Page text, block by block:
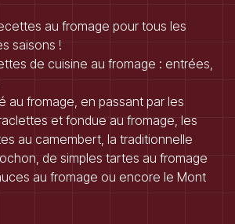
au fromage pour tous les
saisons !
de cuisine au fromage : entrées,
au fromage, en passant par les
et fondue au fromage, les
au camembert, la traditionnelle
de simples tartes au fromage
au fromage ou encore le Mont